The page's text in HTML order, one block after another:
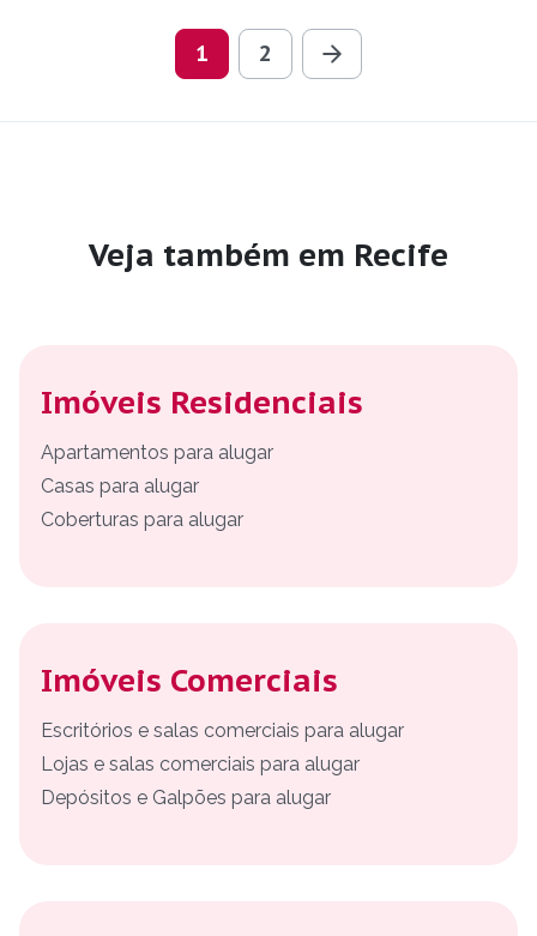
1 2
Veja também em Recife
Imóveis Residenciais
Apartamentos para alugar
Casas para alugar
Coberturas para alugar
Imóveis Comerciais
Escritórios e salas comerciais para alugar
Lojas e salas comerciais para alugar
Depósitos e Galpões para alugar